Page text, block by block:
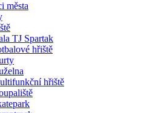
města
TJ Spartak
hřiště
hřiště